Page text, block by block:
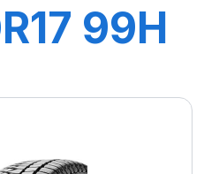
99H